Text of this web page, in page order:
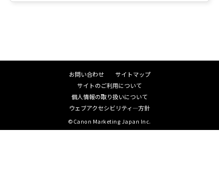
お問い合わせ
サイトマップ
サイトのご利用について
個人情報の取り扱いについて
ウェブアクセシビリティ―方針
©Canon Marketing Japan Inc.